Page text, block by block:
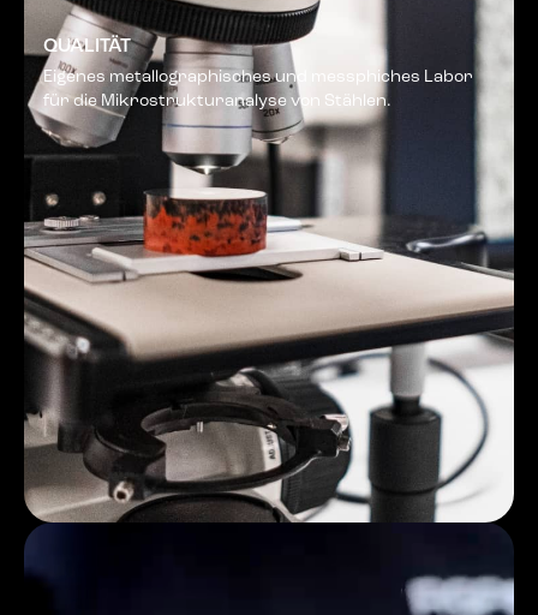
QUALITÄT
Eigenes metallographisches und messphiches Labor
für die Mikrostrukturanalyse von Stählen.